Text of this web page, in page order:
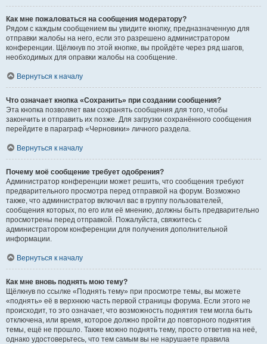
Как мне пожаловаться на сообщения модератору?
Рядом с каждым сообщением вы увидите кнопку, предназначенную для
отправки жалобы на него, если это разрешено администратором
конференции. Щёлкнув по этой кнопке, вы пройдёте через ряд шагов,
необходимых для оправки жалобы на сообщение.
Вернуться к началу
Что означает кнопка «Сохранить» при создании сообщения?
Эта кнопка позволяет вам сохранять сообщения для того, чтобы
закончить и отправить их позже. Для загрузки сохранённого сообщения
перейдите в параграф «Черновики» личного раздела.
Вернуться к началу
Почему моё сообщение требует одобрения?
Администратор конференции может решить, что сообщения требуют
предварительного просмотра перед отправкой на форум. Возможно
также, что администратор включил вас в группу пользователей,
сообщения которых, по его или её мнению, должны быть предварительно
просмотрены перед отправкой. Пожалуйста, свяжитесь с
администратором конференции для получения дополнительной
информации.
Вернуться к началу
Как мне вновь поднять мою тему?
Щёлкнув по ссылке «Поднять тему» при просмотре темы, вы можете
«поднять» её в верхнюю часть первой страницы форума. Если этого не
происходит, то это означает, что возможность поднятия тем могла быть
отключена, или время, которое должно пройти до повторного поднятия
темы, ещё не прошло. Также можно поднять тему, просто ответив на неё,
однако удостоверьтесь, что тем самым вы не нарушаете правила